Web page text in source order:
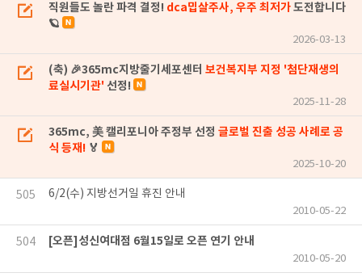
직원들도 놀란 파격 결정! dca밉살주사, 우주 최저가도전합니다
🪐
2026-03-13
(축) 🎉365mc지방줄기세포센터 보건복지부 지정 '첨단재생의
료실시기관' 선정!
2025-11-28
365mc, 美 캘리포니아 주정부 선정 글로벌 진출 성공 사례로 공
식 등재! 🏅
2025-10-20
505 6/2(수) 지방선거일 휴진 안내
2010-05-22
504 [오픈]성신여대점 6월15일로 오픈 연기 안내
2010-05-20